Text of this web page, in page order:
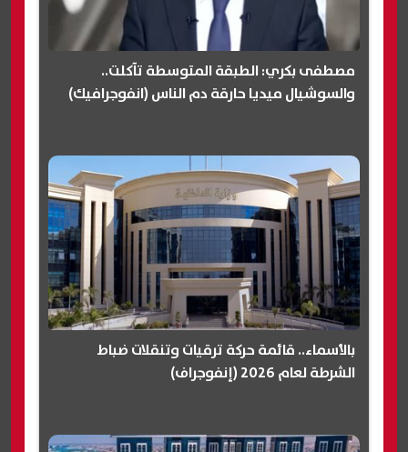
مصطفى بكري: الطبقة المتوسطة تآكلت..
والسوشيال ميديا حارقة دم الناس (انفوجرافيك)
بالأسماء.. قائمة حركة ترقيات وتنقلات ضباط
الشرطة لعام 2026 (إنفوجراف)